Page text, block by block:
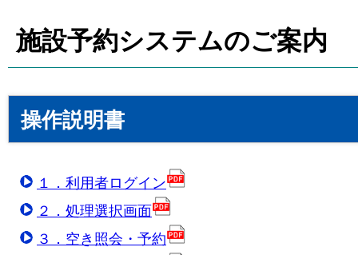
施設予約システムのご案内
操作説明書
１．利用者ログイン
２．処理選択画面
３．空き照会・予約